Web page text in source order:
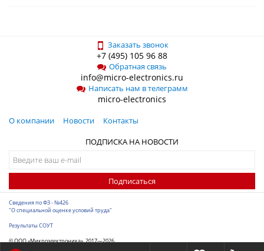
Заказать звонок
+7 (495) 105 96 88
Обратная связь
info@micro-electronics.ru
Написать нам в телеграмм
micro-electronics
О компании Новости
Контакты
ПОДПИСКА НА НОВОСТИ
Подписаться
Сведения по ФЗ - №426
"О специальной оценке условий труда"
Результаты СОУТ
© ООО «Микроэлектроника», 2017—2026
Разработка сайта